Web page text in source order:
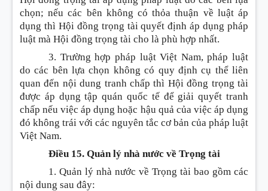
chọn; nếu các bên không có thỏa thuận về luật áp
dụng thì Hội đồng trọng tài quyết định áp dụng pháp
luật mà Hội đồng trọng tài cho là phù hợp nhất.
3. Trường hợp pháp luật Việt Nam, pháp luật
do các bên lựa chọn không có quy định cụ thể liên
quan đến nội dung tranh chấp thì Hội đồng trọng tài
được áp dụng tập quán quốc tế để giải quyết tranh
chấp nếu việc áp dụng hoặc hậu quả của việc áp dụng
đó không trái với các nguyên tắc cơ bản của pháp luật
Việt Nam.
Điều 15. Quản lý nhà nước về Trọng tài
1. Quản lý nhà nước về Trọng tài bao gồm các
nội dung sau đây: